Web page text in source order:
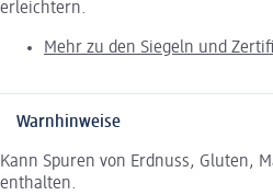
erleichtern.
Mehr zu den Siegeln und
Warnhinweise
Kann Spuren von Erdnuss, Gluten,
enthalten.